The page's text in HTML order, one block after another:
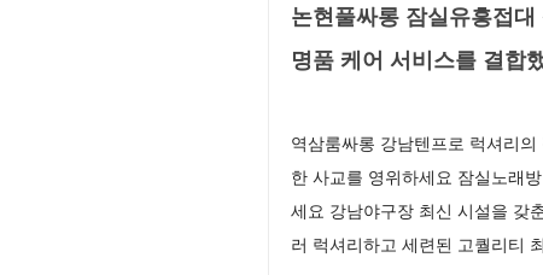
논현풀싸롱 잠실유흥접
명품 케어 서비스를 결합
역삼룸싸롱 강남텐프로 럭셔리
한 사교를 영위하세요 잠실노래
세요 강남야구장 최신 시설을 갖
러 럭셔리하고 세련된 고퀄리티